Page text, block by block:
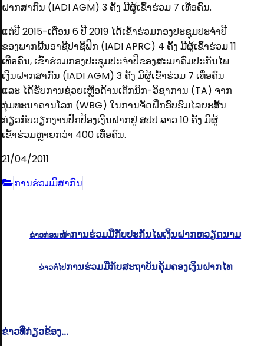
ຝາກສາກົນ (IADI AGM) 3 ຄັ້ງ ມີຜູ້ເຂົ້າຮ່ວມ 7 ເທື່ອຄົນ.
ແຕ່ປີ 2015-ເດືອນ 6 ປີ 2019 ໄດ້ເຂົ້າຮ່ວມກອງປະຊຸມປະຈໍາປີ
ຂອງພາກພື້ນອາຊີປາຊີຟິກ (IADI APRC) 4 ຄັ້ງ ມີຜູ້ເຂົ້າຮ່ວມ 11
ເທື່ອຄົນ, ເຂົ້າຮ່ວມກອງປະຊຸມປະຈໍາປີຂອງສະມາຄົມປະກັນໄພ
ເງິນຝາກສາກົນ (IADI AGM) 3 ຄັ້ງ ມີຜູ້ເຂົ້າຮ່ວມ 7 ເທື່ອຄົນ
ແລະ ໄດ້ຮັບການຊ່ວຍເຫຼືອດ້ານເຕັກນິກ-ວິຊາການ (TA) ຈາກ
ກຸ່ມທະນາຄານໂລກ (WBG) ໃນການຈັດຝຶກອົບຮົມໄລຍະສັ້ນ
ກ່ຽວກັບວຽກງານປົກປ້ອງເງິນຝາກຢູ່ ສປປ ລາວ 10 ຄັ້ງ ມີຜູ້
ເຂົ້າຮ່ວມຫຼາຍກວ່າ 400 ເທື່ອຄົນ.
21/04/2011
ການຮ່ວມມືສາກົນ
ຂ່າວກ່ອນໜ້າການຮ່ວມມືກັບປະກັນໄພເງິນຝາກຫວຽດນາມ
ຂ່າວຕໍ່ໄປການ​ຮ່ວມມື​ກັບ​ສະຖາບັນ​ຄຸ້ມຄອງ​ເງິນ​ຝາກ​ໄທ
ຂ່າວທີ່ກ່ຽວຂ້ອງ...